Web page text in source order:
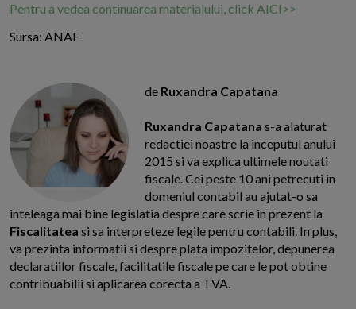
Pentru a vedea continuarea materialului, click AICI>>
Sursa: ANAF
de Ruxandra Capatana
Ruxandra Capatana s-a alaturat
redactiei noastre la inceputul anului
2015 si va explica ultimele noutati
fiscale. Cei peste 10 ani petrecuti in
domeniul contabil au ajutat-o sa
inteleaga mai bine legislatia despre care scrie in prezent la
Fiscalitatea si sa interpreteze legile pentru contabili. In plus,
va prezinta informatii si despre plata impozitelor, depunerea
declaratiilor fiscale, facilitatile fiscale pe care le pot obtine
contribuabilii si aplicarea corecta a TVA.